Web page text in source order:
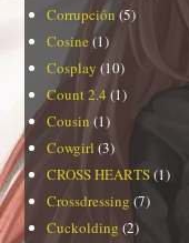
Corrupción (5)
Cosine (1)
Cosplay (10)
Count 2.4 (1)
Cousin (1)
Cowgirl (3)
CROSS HEARTS(1)
Crossdressing (7)
Cuckolding (2)